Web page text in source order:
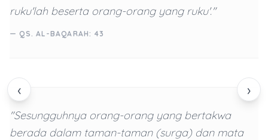
‹ ›
ruku'lah beserta orang-orang yang ruku'."
— QS. AL-BAQARAH: 43
"Sesungguhnya orang-orang yang bertakwa
berada dalam taman-taman (surga) dan mata